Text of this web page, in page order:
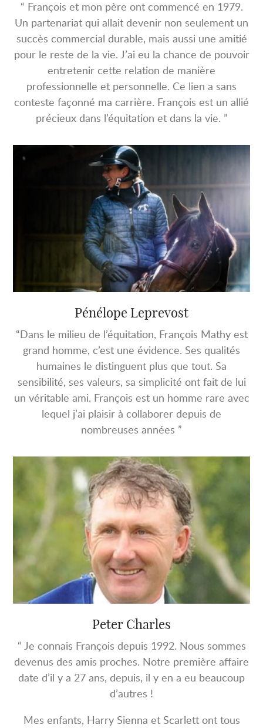
“ François et mon père ont commencé en 1979.
Un partenariat qui allait devenir non seulement un
succès commercial durable, mais aussi une amitié
pour le reste de la vie. J’ai eu la chance de pouvoir
entretenir cette relation de manière
professionnelle et personnelle. Ce lien a sans
conteste façonné ma carrière. François est un allié
précieux dans l’équitation et dans la vie. ”
Pénélope Leprevost
“Dans le milieu de l’équitation, François Mathy est
grand homme, c’est une évidence. Ses qualités
humaines le distinguent plus que tout. Sa
sensibilité, ses valeurs, sa simplicité ont fait de lui
un véritable ami. François est un homme rare avec
lequel j’ai plaisir à collaborer depuis de
nombreuses années ”
Peter Charles
“ Je connais François depuis 1992. Nous sommes
devenus des amis proches. Notre première affaire
date d’il y a 27 ans, depuis, il y en a eu beaucoup
d’autres !
Mes enfants, Harry Sienna et Scarlett ont tous